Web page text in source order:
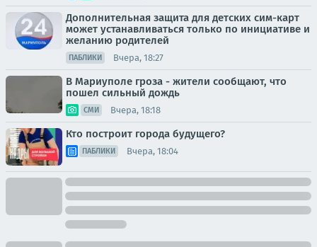
Дополнительная защита для детских сим-карт
может устанавливаться только по инициативе и
желанию родителей
ПАБЛИКИ Вчера, 18:27
В Мариуполе гроза - жители сообщают, что
пошел сильный дождь
СМИ Вчера, 18:18
Кто построит города будущего?
ПАБЛИКИ Вчера, 18:04